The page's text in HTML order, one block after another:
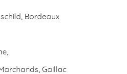
Bordeaux
Gaillac